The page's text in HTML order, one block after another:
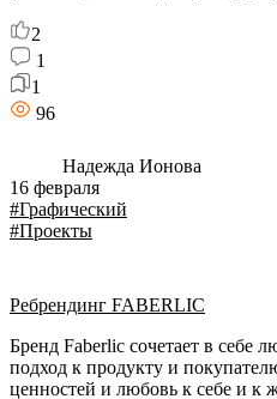
2
1
1
96
Надежда Ионова
16 февраля
#Графический
#Проекты
Ребрендинг FABERLIC
Бренд Faberlic сочетает в себе
подход к продукту и
ценностей и любовь к себе и к